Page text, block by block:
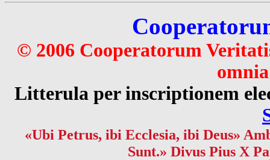
© 2006 Cooperatorum
Litterula per inscriptionem
«Ubi Petrus, ibi Ecclesia, ibi Deus»
Sunt.» Divus Pius X